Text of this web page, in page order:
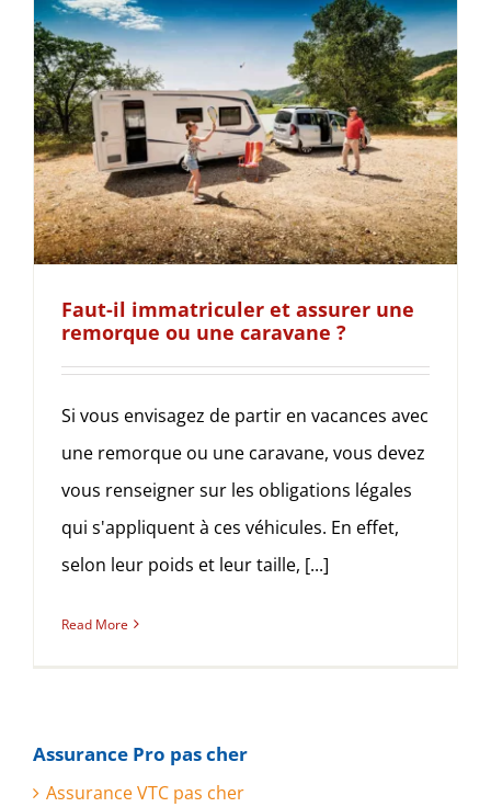
Faut-il immatriculer et assurer une
remorque ou une caravane ?
Si vous envisagez de partir en vacances avec
une remorque ou une caravane, vous devez
vous renseigner sur les obligations légales
qui s'appliquent à ces véhicules. En effet,
selon leur poids et leur taille, [...]
Read More
Assurance Pro pas cher
Assurance VTC pas cher